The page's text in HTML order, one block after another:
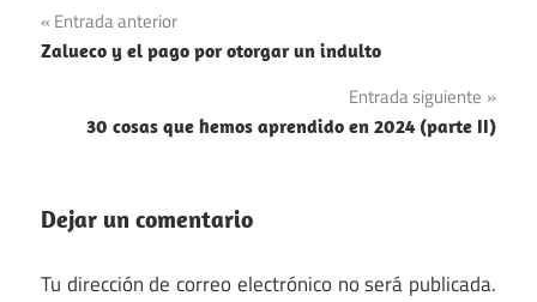
topic
Navegación
de
entradas
Entrada anterior
Zalueco y el pago por otorgar un indulto
Entrada siguiente
30 cosas que hemos aprendido en 2024 (parte II)
Dejar un comentario
Tu dirección de correo electrónico no será publicada.